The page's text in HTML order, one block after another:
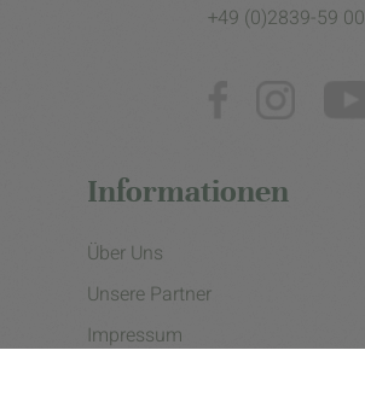
+49 (0)2839-59 00
Informationen
Über Uns
Unsere Partner
Impressum